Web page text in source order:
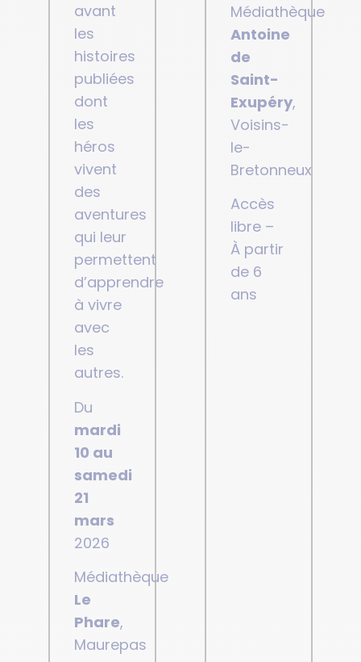
avant
les
histoires
publiées
dont
les
héros
vivent
des
aventures
qui leur
permettent
d’apprendre
à vivre
avec
les
autres.
Du
mardi
10 au
samedi
21
mars
2026
Médiathèque
Le
Phare,
Maurepas
Médiathèque
Antoine
de
Saint-
Exupéry,
Voisins-
le-
Bretonneux
Accès
libre –
À partir
de 6
ans